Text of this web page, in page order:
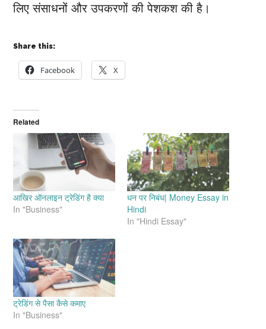
लिए संसाधनों और उपकरणों की पेशकश की है।
Share this:
Facebook X
Related
आखिर ऑनलाइन ट्रेडिंग है क्या
In "Business"
धन पर निबंध| Money Essay in
Hindi
In "Hindi Essay"
ट्रेडिंग से पैसा कैसे कमाए
In "Business"